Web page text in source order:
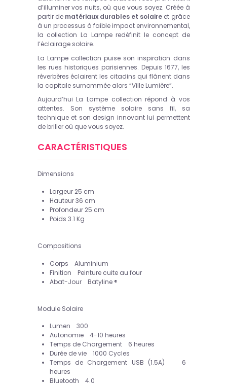
d’illuminer vos nuits, où que vous soyez. Créée à
partir de matériaux durables et solaire et grâce
à un processus à faible impact environnemental,
la collection La Lampe redéfinit le concept de
l’éclairage solaire.
La Lampe collection puise son inspiration dans
les rues historiques parisiennes. Depuis 1677, les
réverbères éclairent les citadins qui flânent dans
la capitale surnommée alors “Ville Lumière”.
Aujourd’hui La Lampe collection répond à vos
attentes. Son système solaire sans fil, sa
technique et son design innovant lui permettent
de briller où que vous soyez.
CARACTÉRISTIQUES
Dimensions
Largeur 25 cm
Hauteur 36 cm
Profondeur 25 cm
Poids 3.1 Kg
Compositions
Corps Aluminium
Finition Peinture cuite au four
Abat-Jour Batyline ®
Module Solaire
Lumen 300
Autonomie 4-10 heures
Temps de Chargement 6 heures
Durée de vie 1000 Cycles
Temps de Chargement USB (1.5A) 6
heures
Bluetooth 4.0